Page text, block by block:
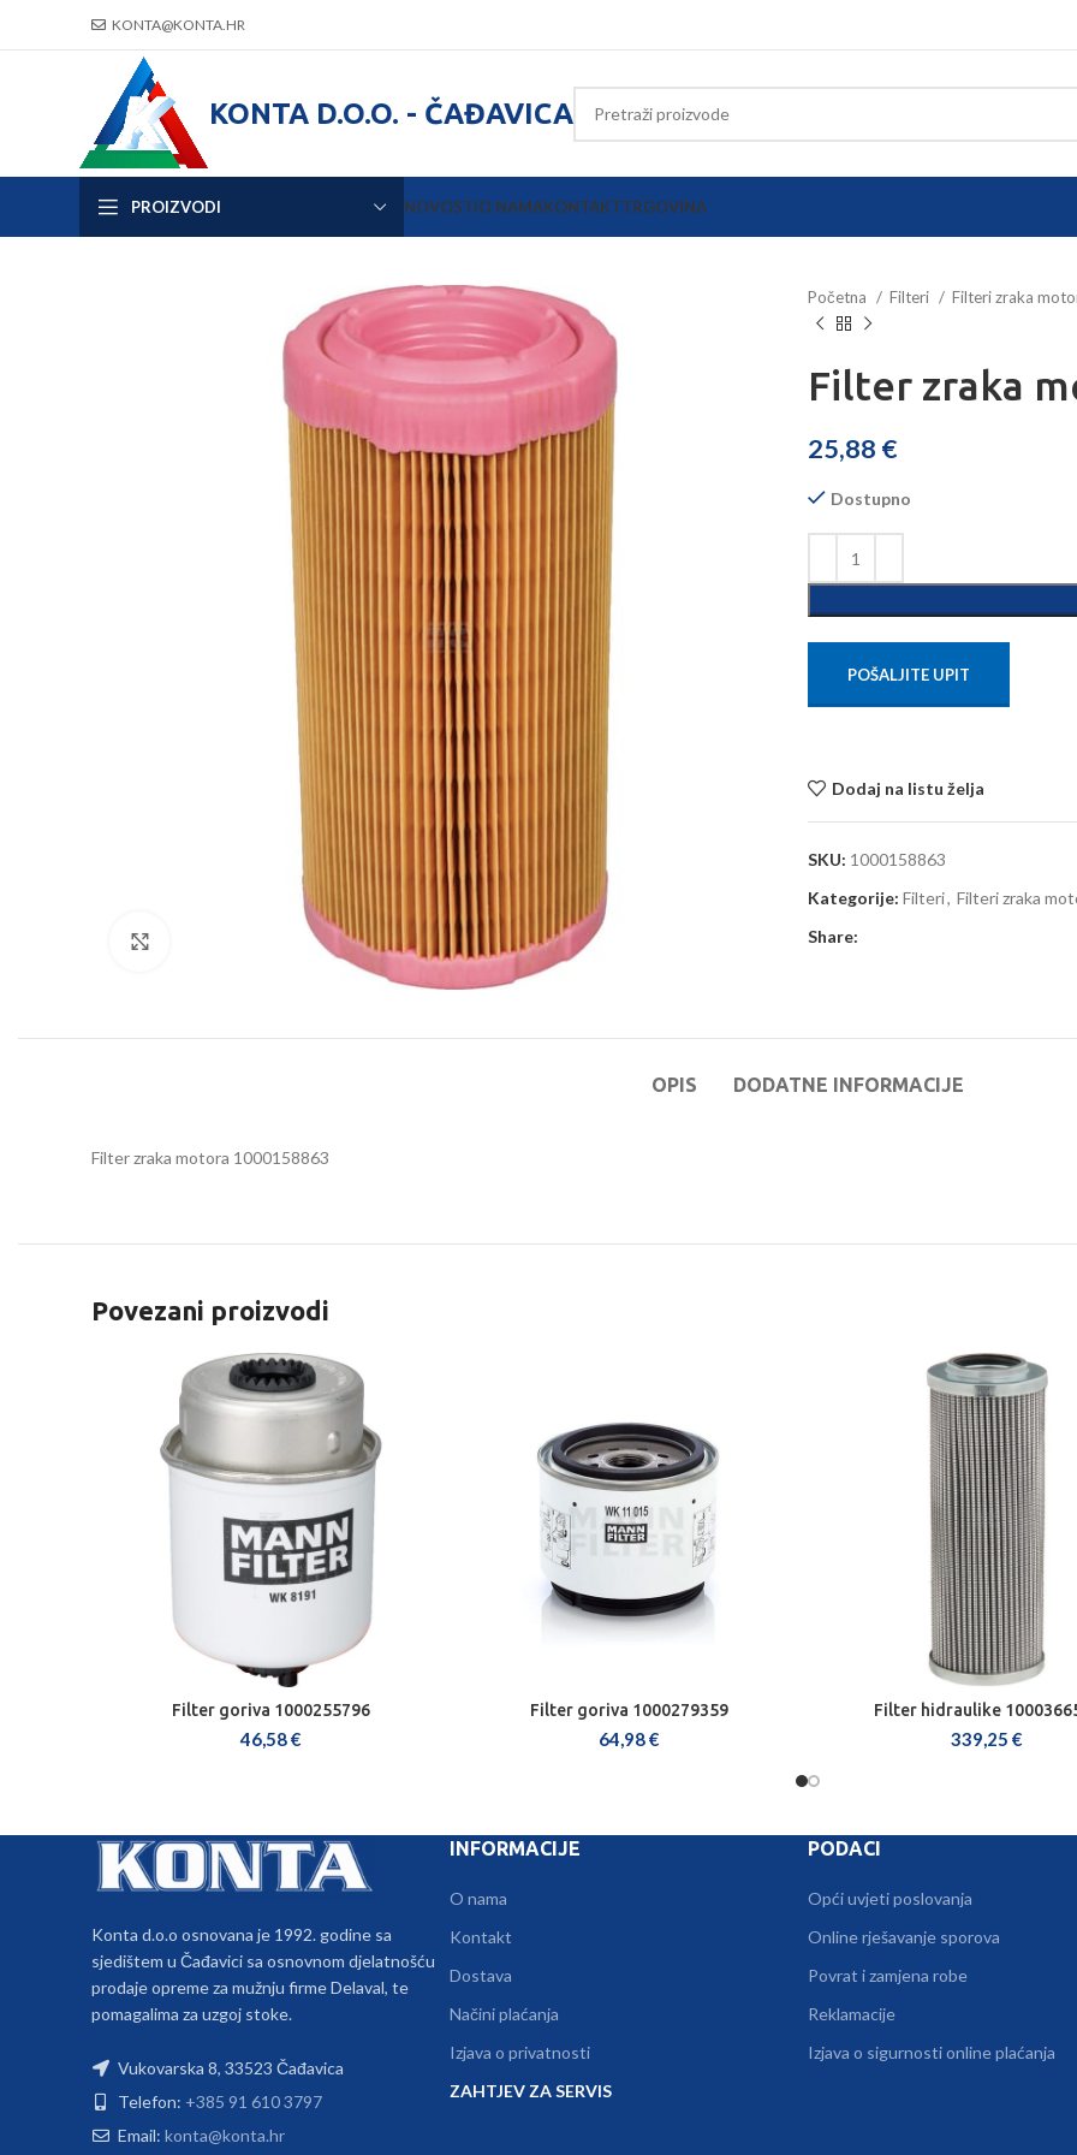
KONTA@KONTA.HR
KONTA D.O.O. - ČAĐAVICA
PROIZVODI NOVOSTIO NAMAKONTAKTTRGOVINA
Početna Filteri Filteri zraka
Filter zraka
25,88 €
Dostupno
POŠALJITE UPIT
Dodaj na listu želja
SKU: 1000158863
Kategorije: Filteri, Filteri zraka
Share:
OPIS DODATNE INFORMACIJE
Filter zraka motora 1000158863
Povezani proizvodi
DODAJ U KOŠARICU
Filter goriva 1000255796
46,58€
DODAJ U KOŠARICU
Filter goriva 1000279359
64,98€
DODAJ U KOŠARICU
Filter hidraulike
339,25 €
Konta d.o.o osnovana je 1992. godine sa
sjedištem u Čađavici sa osnovnom djelatnošću
prodaje opreme za mužnju firme Delaval, te
pomagalima za uzgoj stoke.
Vukovarska 8, 33523 Čađavica
Telefon: +385 91 610 3797
Email: konta@konta.hr
INFORMACIJE
O nama
Kontakt
Dostava
Načini plaćanja
Izjava o privatnosti
ZAHTJEV ZA SERVIS
PODACI
Opći uvjeti poslovanja
Online rješavanje sporova
Povrat i zamjena robe
Reklamacije
Izjava o sigurnosti online plaćanja